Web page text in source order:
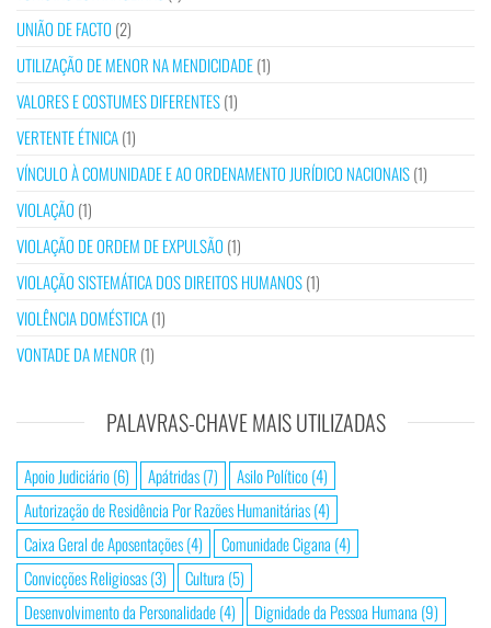
UNIÃO DE FACTO (2)
UTILIZAÇÃO DE MENOR NA MENDICIDADE(1)
VALORES E COSTUMES DIFERENTES(1)
VERTENTE ÉTNICA(1)
VÍNCULO À COMUNIDADE E AO ORDENAMENTO JURÍDICO NACIONAIS(1)
VIOLAÇÃO (1)
VIOLAÇÃO DE ORDEM DE EXPULSÃO (1)
VIOLAÇÃO SISTEMÁTICA DOS DIREITOS HUMANOS(1)
VIOLÊNCIA DOMÉSTICA(1)
VONTADE DA MENOR (1)
PALAVRAS-CHAVE MAIS UTILIZADAS
Apoio Judiciário(6) Apátridas(7) Asilo Político(4)
Autorização de Residência Por Razões Humanitárias(4)
Caixa Geral de Aposentações(4) Comunidade Cigana (4)
Convicções Religiosas(3) Cultura (5)
Desenvolvimento da Personalidade(4) Dignidade da Pessoa Humana (9)